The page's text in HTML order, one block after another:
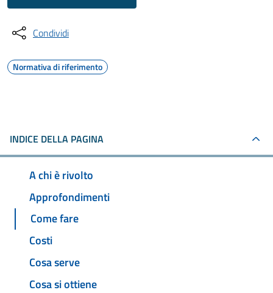
Condividi
Normativa di riferimento
INDICE DELLA PAGINA
A chi è rivolto
Approfondimenti
Come fare
Costi
Cosa serve
Cosa si ottiene